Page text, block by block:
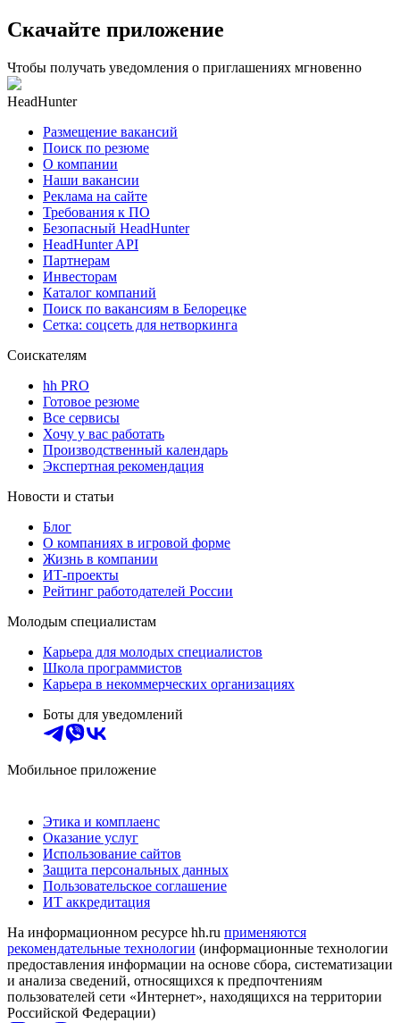
Скачайте приложение
Чтобы получать уведомления о приглашениях мгновенно
HeadHunter
Размещение вакансий
Поиск по резюме
О компании
Наши вакансии
Реклама на сайте
Требования к ПО
Безопасный HeadHunter
HeadHunter API
Партнерам
Инвесторам
Каталог компаний
Поиск по вакансиям в Белорецке
Сетка: соцсеть для нетворкинга
Соискателям
hh PRO
Готовое резюме
Все сервисы
Хочу у вас работать
Производственный календарь
Экспертная рекомендация
Новости и статьи
Блог
О компаниях в игровой форме
Жизнь в компании
ИТ-проекты
Рейтинг работодателей России
Молодым специалистам
Карьера для молодых специалистов
Школа программистов
Карьера в некоммерческих организациях
Боты для уведомлений
Мобильное приложение
Этика и комплаенс
Оказание услуг
Использование сайтов
Защита персональных данных
Пользовательское соглашение
ИТ аккредитация
На информационном ресурсе hh.ru применяются
рекомендательные технологии (информационные технологии
предоставления информации на основе сбора, систематизации
и анализа сведений, относящихся к предпочтениям
пользователей сети «Интернет», находящихся на территории
Российской Федерации)